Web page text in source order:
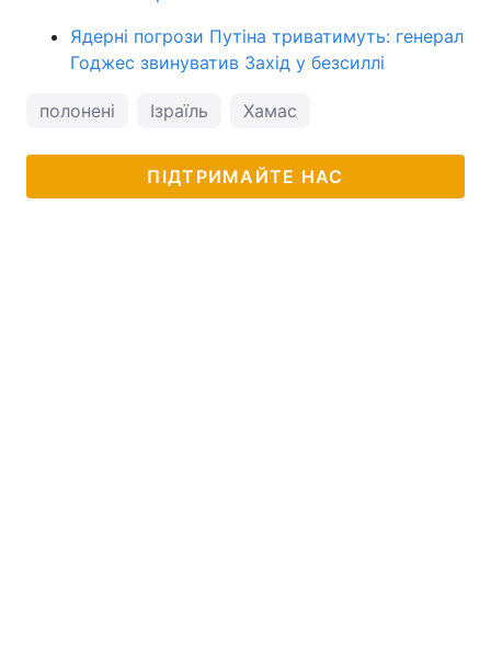
Ядерні погрози Путіна триватимуть: генерал
Годжес звинуватив Захід у безсиллі
полонені Ізраїль Хамас
ПІДТРИМАЙТЕ НАС